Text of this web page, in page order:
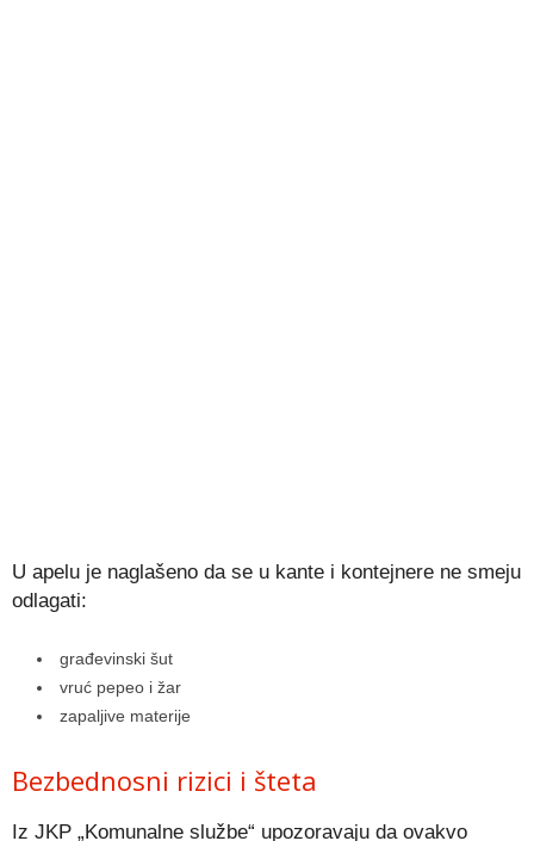
U apelu je naglašeno da se u kante i kontejnere ne smeju
odlagati:
građevinski šut
vruć pepeo i žar
zapaljive materije
Bezbednosni rizici i šteta
Iz JKP „Komunalne službe“ upozoravaju da ovakvo